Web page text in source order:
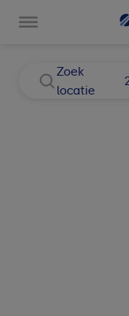
Zoek
locatie